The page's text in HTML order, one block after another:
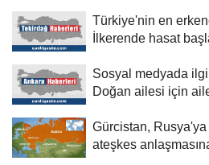
Türkiye'nin en
İlkerende hasat
Sosyal medyada ilgi
Doğan ailesi için aile
Gürcistan,
ateşkes